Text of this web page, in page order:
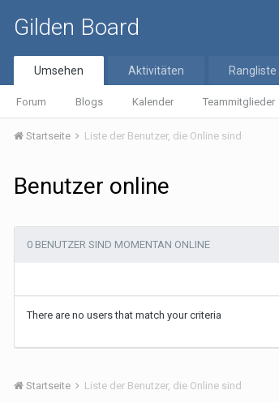
Gilden Board
Umsehen
Forum Blogs Kalender Teammitglieder
Aktivitäten Rangliste
Startseite Liste der Benutzer, die Online sind
Benutzer online
0 BENUTZER SIND MOMENTAN ONLINE
There are no users that match your criteria
Startseite Liste der Benutzer, die Online sind